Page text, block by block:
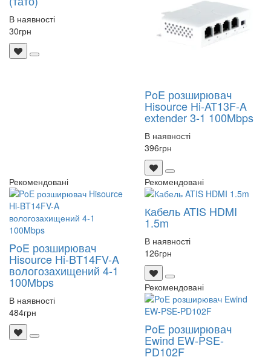
В наявності
30грн
PoE розширювач
Hisource Hi-AT13F-A
extender 3-1 100Mbps
В наявності
396грн
Рекомендовані
PoE розширювач
Hisource Hi-BT14FV-A
вологозахищений 4-1
100Mbps
В наявності
484грн
Рекомендовані
Кабель ATIS HDMI
1.5m
В наявності
126грн
Рекомендовані
PoE розширювач
Ewind EW-PSE-
PD102F